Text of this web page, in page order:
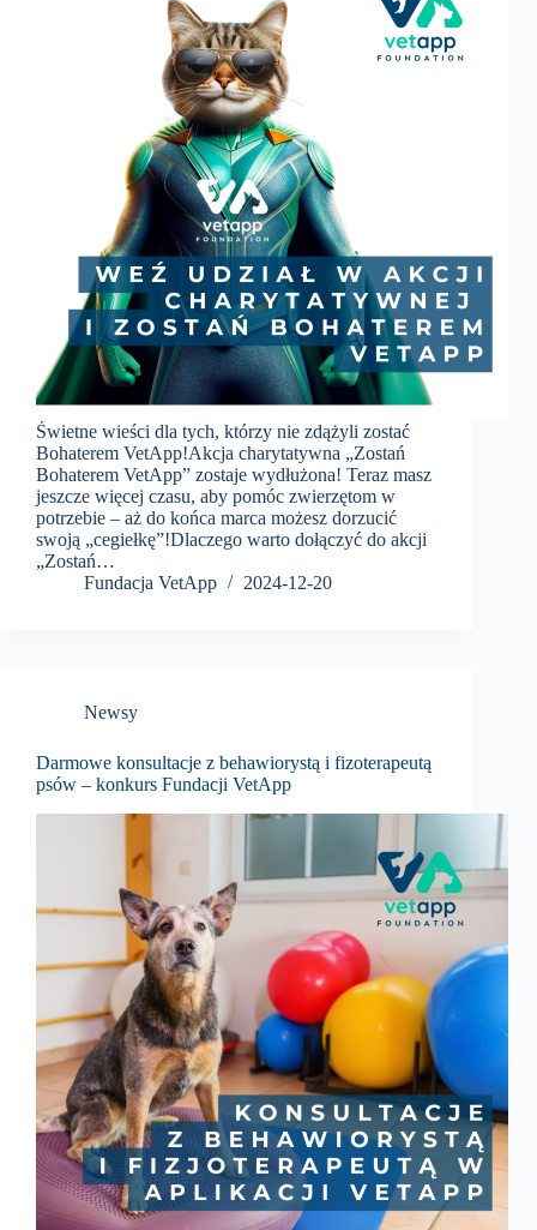
Świetne wieści dla tych, którzy nie zdążyli zostać
Bohaterem VetApp!Akcja charytatywna „Zostań
Bohaterem VetApp” zostaje wydłużona! Teraz masz
jeszcze więcej czasu, aby pomóc zwierzętom w
potrzebie – aż do końca marca możesz dorzucić
swoją „cegiełkę”!Dlaczego warto dołączyć do akcji
„Zostań…
Fundacja VetApp
2024-12-20
Newsy
Darmowe konsultacje z behawiorystą i fizoterapeutą
psów – konkurs Fundacji VetApp